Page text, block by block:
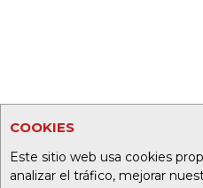
COOKIES
Este sitio web usa cookies
analizar el tráfico, mejorar